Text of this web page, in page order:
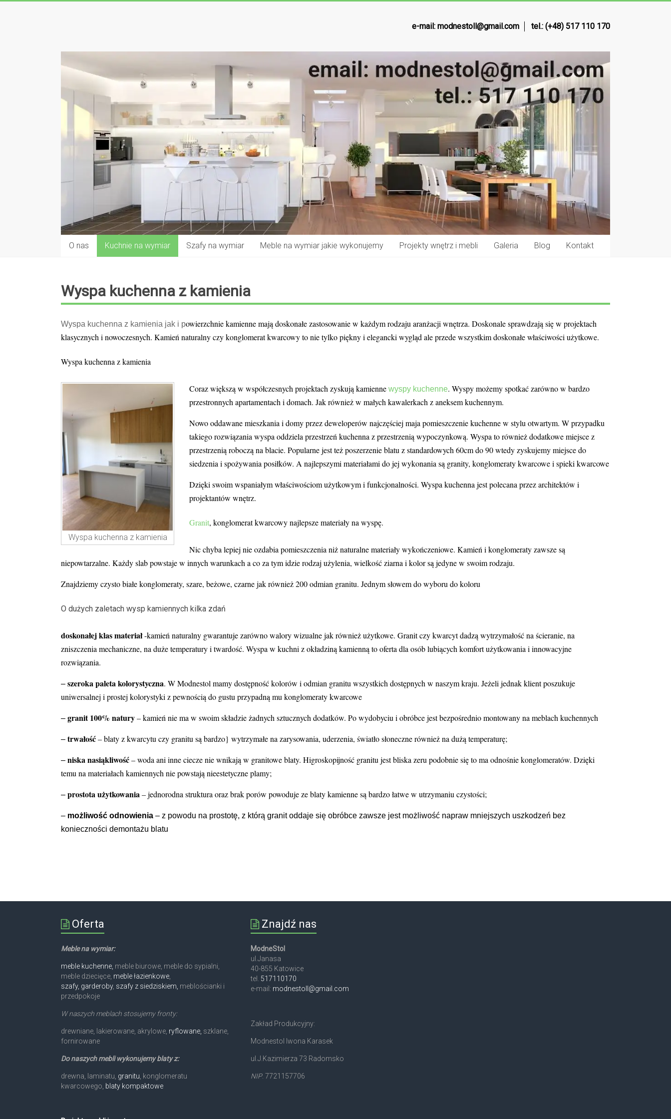
e-mail: modnestoll@gmail.com tel.: (+48) 517 110 170
O nas Kuchnie na wymiar Szafy na wymiar Meble na wymiar jakie wykonujemy Projekty wnętrz i mebli Galeria Blog Kontakt
Wyspa kuchenna z kamienia
Wyspa kuchenna z kamienia jak i powierzchnie kamienne mają doskonałe zastosowanie w każdym rodzaju aranżacji wnętrza. Doskonale sprawdzają się w projektach
klasycznych i nowoczesnych. Kamień naturalny czy konglomerat kwarcowy to nie tylko piękny i elegancki wygląd ale przede wszystkim doskonałe właściwości użytkowe.
Wyspa kuchenna z kamienia
Wyspa kuchenna z kamienia
Coraz większą w współczesnych projektach zyskują kamienne wyspy kuchenne. Wyspy możemy spotkać zarówno w bardzo
przestronnych apartamentach i domach. Jak również w małych kawalerkach z aneksem kuchennym.
Nowo oddawane mieszkania i domy przez deweloperów najczęściej maja pomieszczenie kuchenne w stylu otwartym. W przypadku
takiego rozwiązania wyspa oddziela przestrzeń kuchenna z przestrzenią wypoczynkową. Wyspa to również dodatkowe miejsce z
przestrzenią roboczą na blacie. Popularne jest też poszerzenie blatu z standardowych 60cm do 90 wtedy zyskujemy miejsce do
siedzenia i spożywania posiłków. A najlepszymi materiałami do jej wykonania są granity, konglomeraty kwarcowe i spieki kwarcowe
Dzięki swoim wspaniałym właściwościom użytkowym i funkcjonalności. Wyspa kuchenna jest polecana przez architektów i
projektantów wnętrz.
Granit, konglomerat kwarcowy najlepsze materiały na wyspę.
Nic chyba lepiej nie ozdabia pomieszczenia niż naturalne materiały wykończeniowe. Kamień i konglomeraty zawsze są
niepowtarzalne. Każdy slab powstaje w innych warunkach a co za tym idzie rodzaj użylenia, wielkość ziarna i kolor są jedyne w swoim rodzaju.
Znajdziemy czysto białe konglomeraty, szare, beżowe, czarne jak również 200 odmian granitu. Jednym słowem do wyboru do koloru
O dużych zaletach wysp kamiennych kilka zdań
doskonałej klas materiał-kamień naturalny gwarantuje zarówno walory wizualne jak również użytkowe. Granit czy kwarcyt dadzą wytrzymałość na ścieranie, na
zniszczenia mechaniczne, na duże temperatury i twardość. Wyspa w kuchni z okładziną kamienną to oferta dla osób lubiących komfort użytkowania i innowacyjne
rozwiązania.
– szeroka paleta kolorystyczna. W Modnestol mamy dostępność kolorów i odmian granitu wszystkich dostępnych w naszym kraju. Jeżeli jednak klient poszukuje
uniwersalnej i prostej kolorystyki z pewnością do gustu przypadną mu konglomeraty kwarcowe
– granit 100% natury– kamień nie ma w swoim składzie żadnych sztucznych dodatków. Po wydobyciu i obróbce jest bezpośrednio montowany na meblach kuchennych
– trwałość– blaty z kwarcytu czy granitu są bardzo} wytrzymałe na zarysowania, uderzenia, światło słoneczne również na dużą temperaturę;
– niska nasiąkliwość– woda ani inne ciecze nie wnikają w granitowe blaty. Higroskopijność granitu jest bliska zeru podobnie się to ma odnośnie konglomeratów. Dzięki
temu na materiałach kamiennych nie powstają nieestetyczne plamy;
– prostota użytkowania– jednorodna struktura oraz brak porów powoduje ze blaty kamienne są bardzo łatwe w utrzymaniu czystości;
– możliwość odnowienia – z powodu na prostotę, z którą granit oddaje się obróbce zawsze jest możliwość napraw mniejszych uszkodzeń bez
konieczności demontażu blatu
Oferta
Meble na wymiar:
meble kuchenne, meble biurowe, meble do sypialni,
meble dziecięce, meble łazienkowe
szafy, garderoby, szafy z siedziskiem, meblościanki i
przedpokoje
W naszych meblach stosujemy fronty:
drewniane, lakierowane, akrylowe, ryflowane, szklane,
fornirowane
Do naszych mebli wykonujemy blaty z:
drewna, laminatu, granitu , konglomeratu
kwarcowego, blaty kompaktowe
Znajdź nas
ModneStol
ul.Janasa
40-855 Katowice
tel. 517110170
e-mail: modnestoll@gmail.com
Zakład Produkcyjny:
Modnestol Iwona Karasek
ul.J.Kazimierza 73 Radomsko
NIP. 7721157706